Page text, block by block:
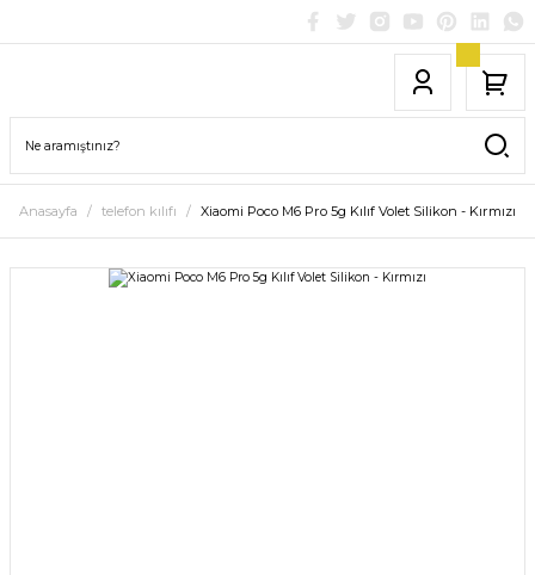
Anasayfa telefon kılıfı Xiaomi Poco M6 Pro 5g Kılıf Volet Silikon - Kırmızı